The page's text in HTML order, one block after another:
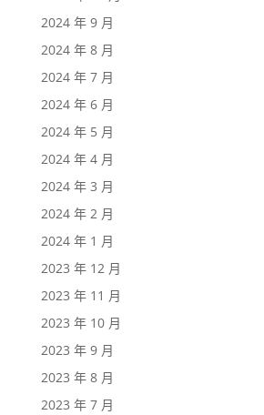
2024 年 9 月
2024 年 8 月
2024 年 7 月
2024 年 6 月
2024 年 5 月
2024 年 4 月
2024 年 3 月
2024 年 2 月
2024 年 1 月
2023 年 12 月
2023 年 11 月
2023 年 10 月
2023 年 9 月
2023 年 8 月
2023 年 7 月